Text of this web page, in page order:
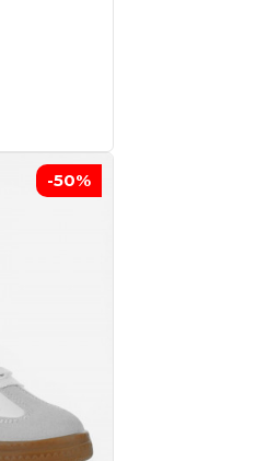
-50%